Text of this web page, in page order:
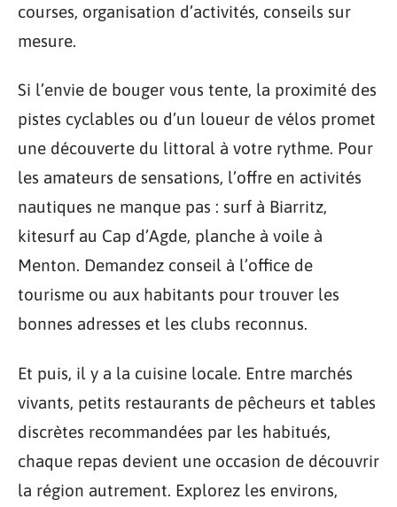
courses, organisation d’activités, conseils sur
mesure.
Si l’envie de bouger vous tente, la proximité des
pistes cyclables ou d’un loueur de vélos promet
une découverte du littoral à votre rythme. Pour
les amateurs de sensations, l’offre en activités
nautiques ne manque pas : surf à Biarritz,
kitesurf au Cap d’Agde, planche à voile à
Menton. Demandez conseil à l’office de
tourisme ou aux habitants pour trouver les
bonnes adresses et les clubs reconnus.
Et puis, il y a la cuisine locale. Entre marchés
vivants, petits restaurants de pêcheurs et tables
discrètes recommandées par les habitués,
chaque repas devient une occasion de découvrir
la région autrement. Explorez les environs,